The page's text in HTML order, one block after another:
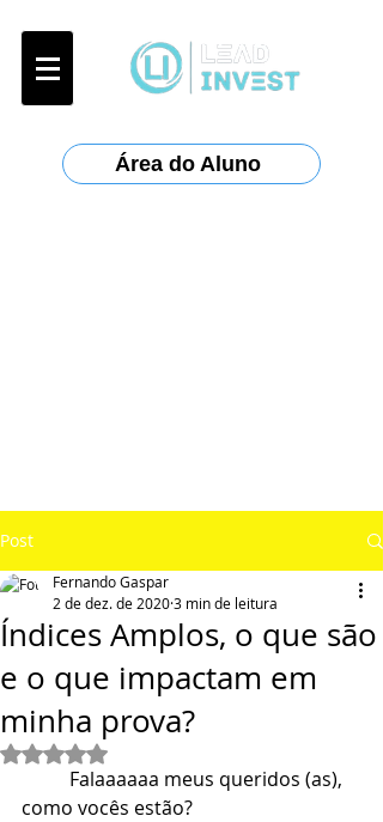
Área do Aluno
Post
Índices Amplos, o que são
e o que impactam em
minha prova?
Fernando Gaspar
2 de dez. de 20203 min de leitura
Avaliado com NaN de 5 estrelas.
como vocês estão?